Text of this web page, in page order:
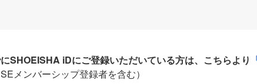
SHOEISHA iDにご登録いただいている方は、こちらより
SEメンバーシップ登録者を含む）